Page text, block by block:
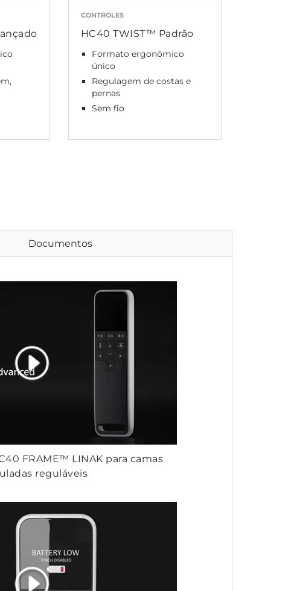
CONTROLES
HC40 TWIST™ Padrão
Formato ergonômico
único
Regulagem de costas e
pernas
Sem fio
Documentos
FRAME™ LINAK para camas
reguláveis